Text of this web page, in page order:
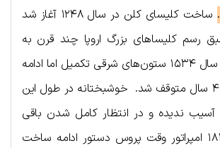
ساخت کلیسای کلن در سال ۱۲۴۸ آغاز شد
رسم کلیساهای بزرگ اروپا چند قرن به
طول انجامید. در سال ۱۵۳۴ ستون‌های شرقی تکمیل اما ادامه
روند ساخت تا ۴۰۰ سال متوقف شد. خوشبختانه در طول این
ندیده و در انتظار کامل شدن باقی
ماند. در سال ۱۸۴۲ امپراتور وقت پروس دستور ادامه ساخت